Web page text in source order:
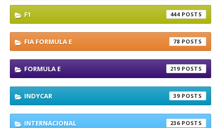
F1 444
FIA FORMULA E 78
FORMULA E 219
INDYCAR 39
INTERNACIONAL 236